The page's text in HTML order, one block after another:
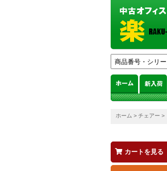
ホーム > チェアー >
カートを見る